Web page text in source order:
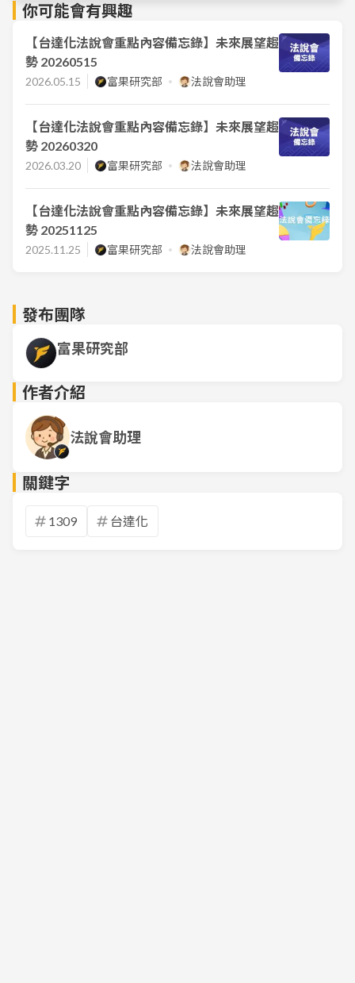
你可能會有興趣
【台達化法說會重點內容備忘錄】未來展望趨
勢 20260515
2026.05.15 富果研究部 法說會助理
【台達化法說會重點內容備忘錄】未來展望趨
勢 20260320
2026.03.20 富果研究部 法說會助理
【台達化法說會重點內容備忘錄】未來展望趨
勢 20251125
2025.11.25 富果研究部 法說會助理
發布團隊
富果研究部
作者介紹
法說會助理
關鍵字
1309 台達化